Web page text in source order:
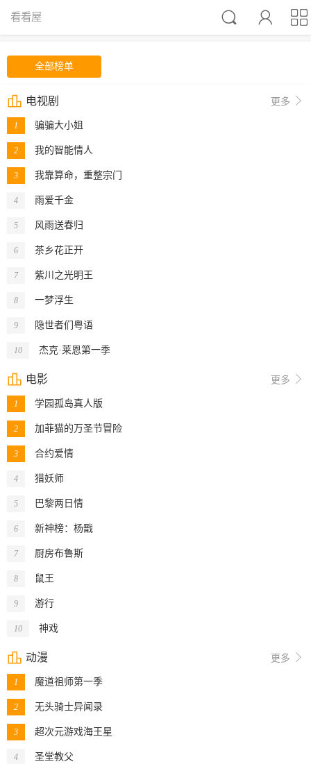



看看屋
全部榜单
 电视剧 更多 
1 骗骗大小姐
2 我的智能情人
3 我靠算命，重整宗门
4 雨爱千金
5 风雨送春归
6 茶乡花正开
7 紫川之光明王
8 一梦浮生
9 隐世者们粤语
10 杰克·莱恩第一季
 电影 更多 
1 学园孤岛真人版
2 加菲猫的万圣节冒险
3 合约爱情
4 猎妖师
5 巴黎两日情
6 新神榜：杨戬
7 厨房布鲁斯
8 鼠王
9 游行
10 神戏
 动漫 更多 
1 魔道祖师第一季
2 无头骑士异闻录
3 超次元游戏海王星
4 圣堂教父